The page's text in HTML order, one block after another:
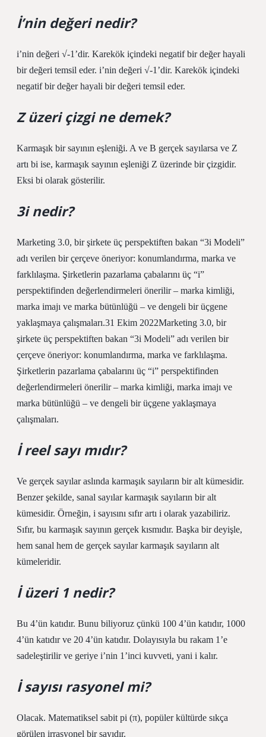
İ’nin değeri nedir?
i’nin değeri √-1’dir. Karekök içindeki negatif bir değer hayali
bir değeri temsil eder. i’nin değeri √-1’dir. Karekök içindeki
negatif bir değer hayali bir değeri temsil eder.
Z üzeri çizgi ne demek?
Karmaşık bir sayının eşleniği. A ve B gerçek sayılarsa ve Z
artı bi ise, karmaşık sayının eşleniği Z üzerinde bir çizgidir.
Eksi bi olarak gösterilir.
3i nedir?
Marketing 3.0, bir şirkete üç perspektiften bakan “3i Modeli”
adı verilen bir çerçeve öneriyor: konumlandırma, marka ve
farklılaşma. Şirketlerin pazarlama çabalarını üç “i”
perspektifinden değerlendirmeleri önerilir – marka kimliği,
marka imajı ve marka bütünlüğü – ve dengeli bir üçgene
yaklaşmaya çalışmaları.31 Ekim 2022Marketing 3.0, bir
şirkete üç perspektiften bakan “3i Modeli” adı verilen bir
çerçeve öneriyor: konumlandırma, marka ve farklılaşma.
Şirketlerin pazarlama çabalarını üç “i” perspektifinden
değerlendirmeleri önerilir – marka kimliği, marka imajı ve
marka bütünlüğü – ve dengeli bir üçgene yaklaşmaya
çalışmaları.
İ reel sayı mıdır?
Ve gerçek sayılar aslında karmaşık sayıların bir alt kümesidir.
Benzer şekilde, sanal sayılar karmaşık sayıların bir alt
kümesidir. Örneğin, i sayısını sıfır artı i olarak yazabiliriz.
Sıfır, bu karmaşık sayının gerçek kısmıdır. Başka bir deyişle,
hem sanal hem de gerçek sayılar karmaşık sayıların alt
kümeleridir.
İ üzeri 1 nedir?
Bu 4’ün katıdır. Bunu biliyoruz çünkü 100 4’ün katıdır, 1000
4’ün katıdır ve 20 4’ün katıdır. Dolayısıyla bu rakam 1’e
sadeleştirilir ve geriye i’nin 1’inci kuvveti, yani i kalır.
İ sayısı rasyonel mi?
Olacak. Matematiksel sabit pi (π), popüler kültürde sıkça
görülen irrasyonel bir sayıdır.